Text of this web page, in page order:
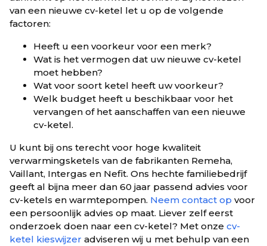
van een nieuwe cv-ketel let u op de volgende
factoren:
Heeft u een voorkeur voor een merk?
Wat is het vermogen dat uw nieuwe cv-ketel
moet hebben?
Wat voor soort ketel heeft uw voorkeur?
Welk budget heeft u beschikbaar voor het
vervangen of het aanschaffen van een nieuwe
cv-ketel.
U kunt bij ons terecht voor hoge kwaliteit
verwarmingsketels van de fabrikanten Remeha,
Vaillant, Intergas en Nefit. Ons hechte familiebedrijf
geeft al bijna meer dan 60 jaar passend advies voor
cv-ketels en warmtepompen. Neem contact op voor
een persoonlijk advies op maat. Liever zelf eerst
onderzoek doen naar een cv-ketel? Met onze cv-
ketel kieswijzer adviseren wij u met behulp van een